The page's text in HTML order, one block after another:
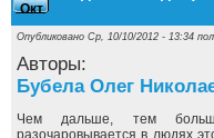
Окт
Опубликовано Ср, 10/10/2012 - 13:34
Авторы:
Бубела Олег
Чем дальше, тем
разочаровывается в людях